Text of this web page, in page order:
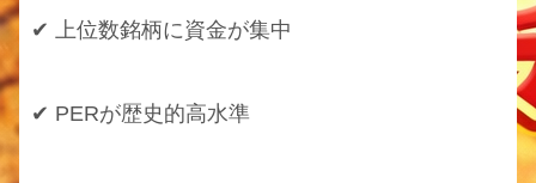
✔ 上位数銘柄に資金が集中
✔ PERが歴史的高水準